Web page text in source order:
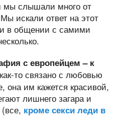
мы слышали много от
искали ответ на этот
в общении с самими
с европейцем – к
то связано с любовью
она им кажется красивой,
лишнего загара и
кроме секси леди в